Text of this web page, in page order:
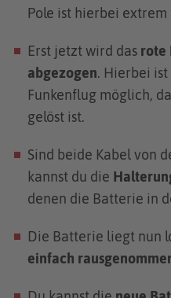
Pole ist hierbei
Erst jetzt wird das rote
abgezogen. Hierbei ist
Funkenflug möglich,
gelöst ist.
Sind beide Kabel von
kannst du die
denen die Batterie in
Die Batterie liegt nun
einfach